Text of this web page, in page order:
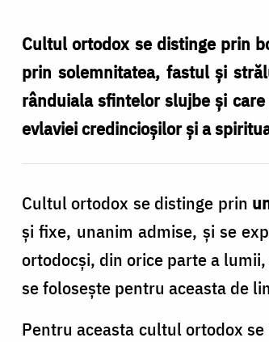
Cultul ortodox se distinge prin
prin solemnitatea, fastul și
rânduiala sfintelor slujbe și
evlaviei credincioșilor și a
Cultul ortodox se distinge prin
și fixe, unanim admise, și se
ortodocși, din orice parte a
se folosește pentru aceasta de
Pentru aceasta cultul ortodox